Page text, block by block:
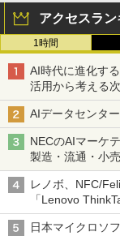
アクセスラン
1時間
AI時代に進化す
活用から考える
AIデータセンタ
NECのAIマーケ
製造・流通・小
レノボ、NFC/
「Lenovo
日本マイクロソ